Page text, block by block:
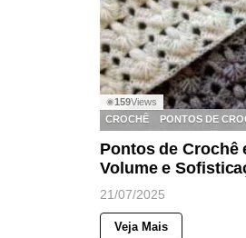
◉159Views
CROCHÊ
PONTOS DE
Pontos de Crochê
Volume e
21/07/2025
Veja Mais